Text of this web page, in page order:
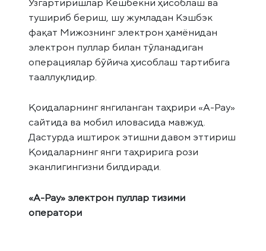
тушириб бериш, шу жумладан Кэшбэк
фақат Мижознинг электрон ҳамёнидан
электрон пуллар билан тўланадиган
операциялар бўйича ҳисоблаш тартибига
тааллуқлидир.
Қоидаларнинг янгиланган таҳрири «А-Pay»
сайтида ва мобил иловасида мавжуд.
Дастурда иштирок этишни давом эттириш
Қоидаларнинг янги таҳририга рози
эканлигингизни билдиради.
«А-Pay» электрон пуллар тизими
оператори